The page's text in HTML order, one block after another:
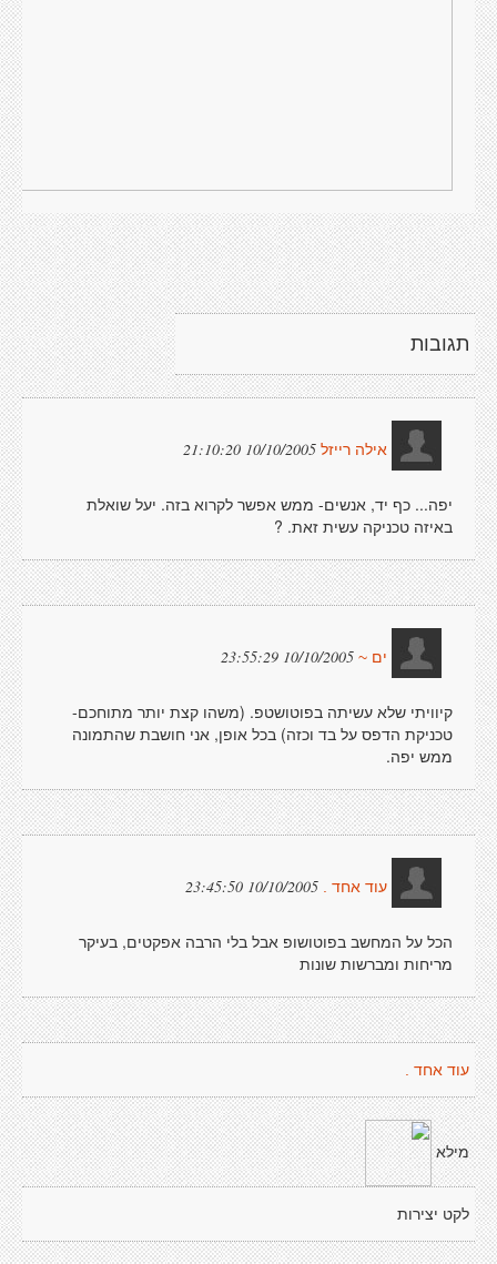
תגובות
אילה רייזל 10/10/2005 21:10:20
יפה... כף יד, אנשים- ממש אפשר לקרוא בזה. יעל שואלת
באיזה טכניקה עשית זאת. ?
ים ~ 10/10/2005 23:55:29
קיוויתי שלא עשיתה בפוטושטפ. (משהו קצת יותר מתוחכם-
טכניקת הדפס על בד וכזה) בכל אופן, אני חושבת שהתמונה
ממש יפה.
עוד אחד . 10/10/2005 23:45:50
הכל על המחשב בפוטושופ אבל בלי הרבה אפקטים, בעיקר
מריחות ומברשות שונות
עוד אחד .
מילא
לקט יצירות